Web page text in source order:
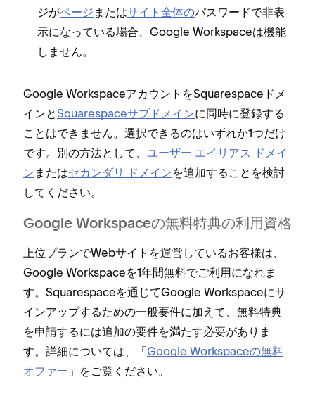
ジがペ⁠ージ またはサイト全体のパスワ⁠ードで非表
示にな⁠っている場合⁠、Google Workspaceは機能
しません⁠。
Google WorkspaceアカウントをSquarespaceドメ
インとSquarespaceサブドメインに同時に登録する
ことはできません⁠。選択できるのはいずれか1つだけ
です⁠。別の方法として⁠、 ユ⁠ーザ⁠ー エイリアス ドメイ
ン またはセカンダリ ドメインを追加することを検討
してください⁠。
Google Workspaceの無料特典の利用資格
上位プランでWebサイトを運営しているお客様は⁠、
Google Workspaceを1年間無料でご利用になれま
す⁠。Squarespaceを通じてGoogle Workspaceにサ
インア⁠ップするための一般要件に加えて⁠、無料特典
を申請するには追加の要件を満たす必要がありま
す⁠。詳細については⁠、「⁠Google Workspaceの無料
オフ⁠ァ⁠ー ⁠」をご覧ください⁠。